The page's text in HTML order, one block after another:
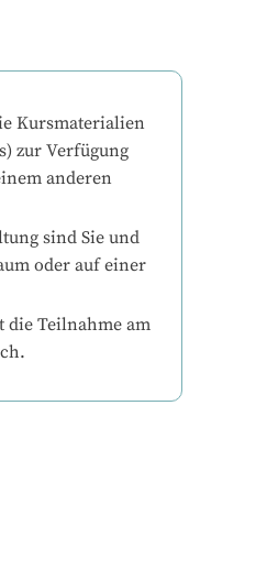
Kursmaterialien
zur Verfügung
anderen
sind Sie und
oder auf einer
die Teilnahme am